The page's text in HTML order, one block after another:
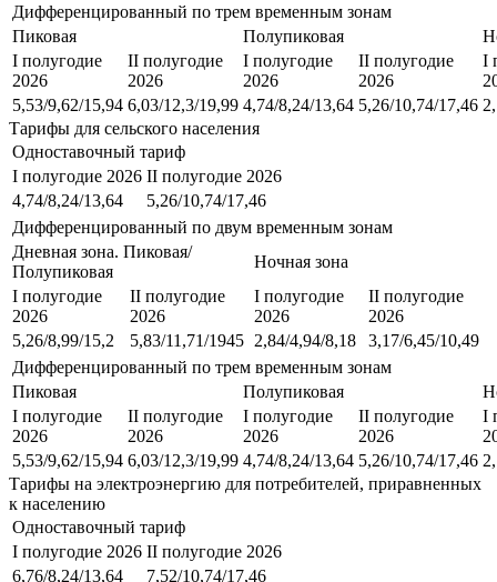
Дифференцированный по трем временным зонам
Пиковая
Полупиковая
I полугодие
2026
II полугодие
2026
I полугодие
2026
II полугодие
2026
I
5,53/9,62/15,94 6,03/12,3/19,99 4,74/8,24/13,64 5,26/10,74/17,46
Тарифы для сельского населения
Одноставочный тариф
I полугодие 2026 II полугодие 2026
4,74/8,24/13,64
5,26/10,74/17,46
Дифференцированный по двум временным зонам
Дневная зона. Пиковая/
Полупиковая
Ночная зона
I полугодие
2026
II полугодие
2026
I полугодие
2026
II полугодие
2026
5,26/8,99/15,2
5,83/11,71/1945 2,84/4,94/8,18
3,17/6,45/10,49
Дифференцированный по трем временным зонам
Пиковая
Полупиковая
I полугодие
2026
II полугодие
2026
I полугодие
2026
II полугодие
2026
I
5,53/9,62/15,94 6,03/12,3/19,99 4,74/8,24/13,64 5,26/10,74/17,46
Тарифы на электроэнергию для потребителей, приравненных
к населению
Одноставочный тариф
I полугодие 2026 II полугодие 2026
6,76/8,24/13,64
7,52/10,74/17,46